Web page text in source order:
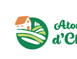
Aller
la
Aller
au
contenu